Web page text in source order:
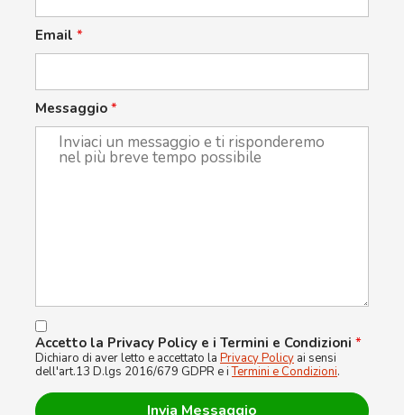
Email *
Messaggio *
Accetto la Privacy Policy e i Termini e Condizioni *
Dichiaro di aver letto e accettato la Privacy Policy ai sensi
dell'art.13 D.lgs 2016/679 GDPR e iTermini e Condizioni.